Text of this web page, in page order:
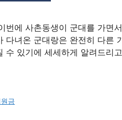
에 사촌동생이 군대를 가면
녀온 군대랑은 완전히 다른
있기에 세세하게 알려드리
금